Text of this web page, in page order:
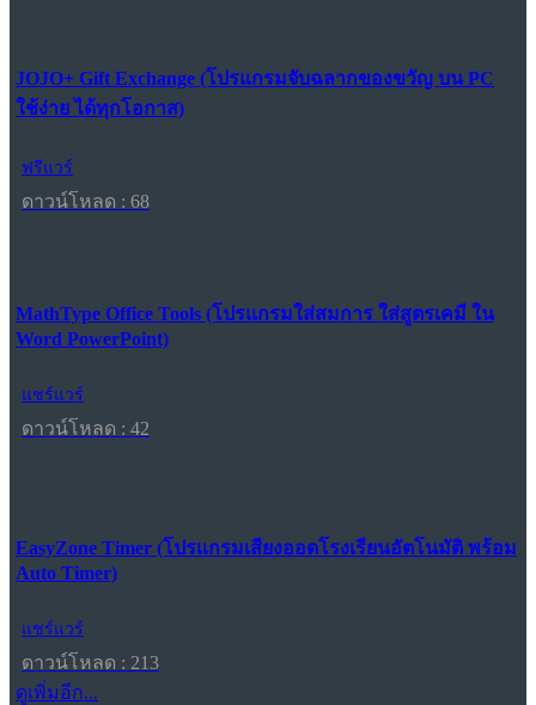
JOJO+ Gift Exchange (โปรแกรมจับฉลากของขวัญ บน PC
ใช้ง่าย ได้ทุกโอกาส)
ฟรีแวร์
ดาวน์โหลด : 68
MathType Office Tools (โปรแกรมใส่สมการ ใส่สูตรเคมี ใน
Word PowerPoint)
แชร์แวร์
ดาวน์โหลด : 42
EasyZone Timer (โปรแกรมเสียงออดโรงเรียนอัตโนมัติ พร้อม
Auto Timer)
แชร์แวร์
ดาวน์โหลด : 213
ดูเพิ่มอีก...